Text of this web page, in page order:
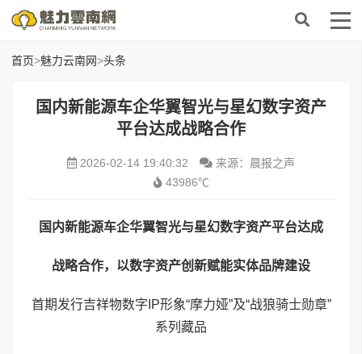
首页>魅力云南网>头条
国内新能源车企华翼智光与星幻数字资产
平台达成战略合作
2026-02-14 19:40:32
来源：晨报之声
43986℃
国内新能源车企华翼智光与星幻数字资产平台达成
战略合作， 以数字资产创新赋能实体品牌建设
首期发行吉祥物数字IP形象“摩力娅”及“战狼骑士勋章”
系列藏品